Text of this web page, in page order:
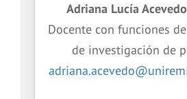
Adriana Lucía
Docente con funciones
de investigación de